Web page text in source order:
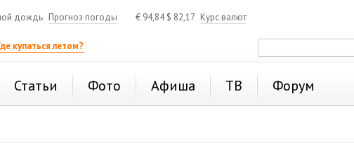
дождь Прогноз погоды € 94,84$ 82,17 Курс валют
купаться летом?
Статьи Фото Афиша ТВ Форум